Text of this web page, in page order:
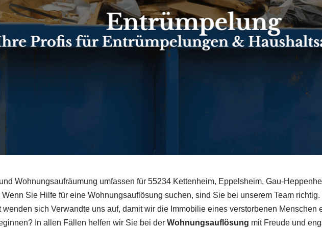
Wohnungsaufräumung umfassen für 55234 Kettenheim, Eppelsheim, Gau-
Sie Hilfe für eine Wohnungsauflösung suchen, sind Sie bei unserem Team
sich Verwandte uns auf, damit wir die Immobilie eines verstorbenen Menschen
In allen Fällen helfen wir Sie bei der Wohnungsauflösung mit Freude und